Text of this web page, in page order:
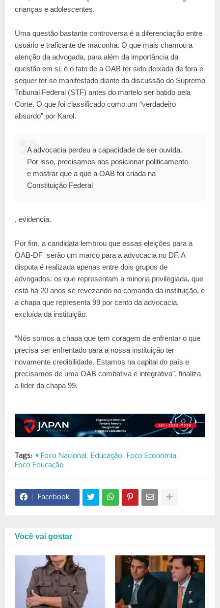
crianças e adolescentes.
Uma questão bastante controversa é a diferenciação entre
usuário e traficante de maconha. O que mais chamou a
atenção da advogada, para além da importância da
questão em si, é o fato de a OAB ter sido deixada de fora e
sequer ter se manifestado diante da discussão do Supremo
Tribunal Federal (STF) antes do martelo ser batido pela
Corte. O que foi classificado como um “verdadeiro
absurdo” por Karol.
A advocacia perdeu a capacidade de ser ouvida.
Por isso, precisamos nos posicionar politicamente
e mostrar que a que a OAB foi criada na
Constituição Federal
, evidencia.
Por fim, a candidata lembrou que essas eleições para a
OAB-DF serão um marco para a advocacia no DF. A
disputa é realizada apenas entre dois grupos de
advogados: os que representam a minoria privilegiada, que
está há 20 anos se revezando no comando da instituição, e
a chapa que representa 99 por cento da advocacia,
excluída da instituição.
“Nós somos a chapa que tem coragem de enfrentar o que
precisa ser enfrentado para a nossa instituição ter
novamente credibilidade. Estamos na capital do país e
precisamos de uma OAB combativa e integrativa”, finaliza
a líder da chapa 99.
Tags: # Foco Nacional Educação
Foco Economia
Foco Educação
Facebook
Você vai gostar